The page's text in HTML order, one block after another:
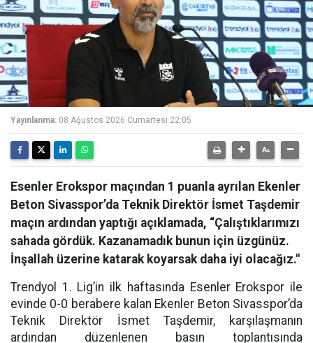
Yayınlanma: 08 Ağustos 2026 Cumartesi 22:05
Esenler Erokspor maçından 1 puanla ayrılan Ekenler
Beton Sivasspor’da Teknik Direktör İsmet Taşdemir
maçın ardından yaptığı açıklamada, “Çalıştıklarımızı
sahada gördük. Kazanamadık bunun için üzgünüz.
İnşallah üzerine katarak koyarsak daha iyi olacağız."
Trendyol 1. Lig’in ilk haftasında Esenler Erokspor ile
evinde 0-0 berabere kalan Ekenler Beton Sivasspor’da
Teknik Direktör İsmet Taşdemir, karşılaşmanın
ardından düzenlenen basın toplantısında